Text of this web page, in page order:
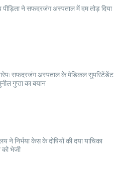
पीड़िता ने सफदरजंग अस्पताल में दम तोड़ दिया
सफदरजंग अस्पताल के मेडिकल सुपरिटेंडेंट
गुप्ता का बयान
ने निर्भया केस के दोषियों की दया याचिका
को भेजी